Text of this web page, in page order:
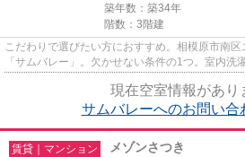
築年数：築34年
階数：3階建
こだわりで選びたい方におすすめ。相模原市南
「サムバレー」。欠かせない条件の1つ。室内洗
現在空室情報があり
サムバレーへのお問い合
賃貸｜マンション メゾンさつき